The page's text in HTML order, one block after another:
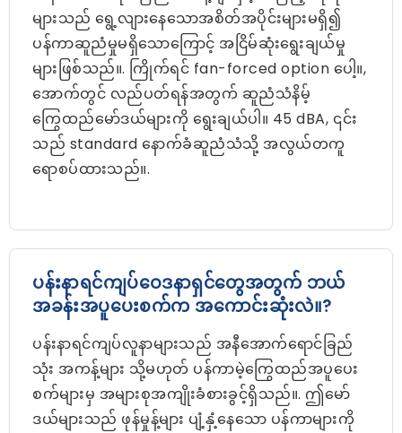
များသည် ရွေ့လျားနေသောအစိတ်အပိုင်းများမရှိ၍
ပန်ကာဆူညံမှုမရှိသောကြောင့် အငြိမ်ဆုံးရွေးချယ်မှု
များဖြစ်သည်။. ကြိုက်ရင် fan-forced option ပေါ့။,
အောက်တွင် လည်ပတ်ရန်အတွက် ဆူညံသံနိမ့်
ကြွေထည်မော်ဒယ်များကို ရွေးချယ်ပါ။ 45 dBA, ၎င်း
သည် standard နောက်ခံဆူညံသံသို့ အလွယ်တကူ
ရောစပ်ထားသည်။.
ပန်းနာရင်ကျပ်ဝေဒနာရှင်တွေအတွက် ဘယ်
အခန်းအပူပေးစက်က အကောင်းဆုံးလဲ။?
ပန်းနာရင်ကျပ်လူနာများသည် အနီအောက်ရောင်ခြည်
သုံး အကန့်များ သို့မဟုတ် ပန်ကာမဲ့ကြွေထည်အပူပေး
စက်များမှ အများစုအကျိုးခံစားခွင့်ရှိသည်။. ဤမော်
ဒယ်များသည် ဖုန်မှုန့်များ ပျံ့နှံ့နေသော ပန်ကာများကို